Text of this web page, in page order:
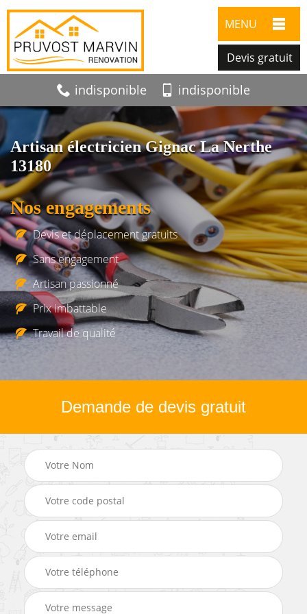
MENU
Devis gratuit
indisponible indisponible
Artisan électricien Gignac La Nerthe
13180
Nos engagements
Devis et déplacement gratuits
Sans engagement
Artisan passionné
Prix imbattable
Travail de qualité
Demande de devis gratuit